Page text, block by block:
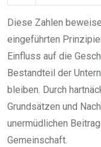
Diese Zahlen
eingeführten
Einfluss auf die
Bestandteil der
bleiben. Durch
Grundsätzen und
unermüdlichen
Gemeinschaft.